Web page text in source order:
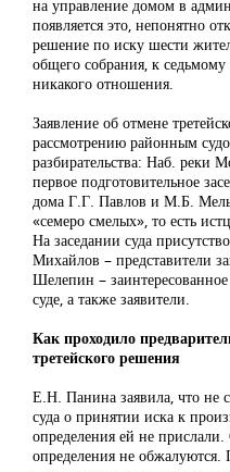
на управление домом в
появляется это, непонятно
решение по иску шести
общего собрания, к
никакого отношения.
Заявление об отмене
рассмотрению районным
разбирательства: Наб. реки
первое подготовительное
дома Г.Г. Павлов и М.Б.
«семеро смелых», то есть
На заседании суда
Михайлов – представители
Шелепин –
суде, а также заявители.
Как проходило
третейского решения
Е.Н. Панина заявила, что не
суда о принятии иска к
определения ей не прислали.
определения не обжалуются.